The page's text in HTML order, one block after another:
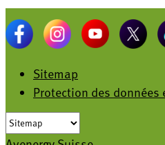
Sitemap
Protection des données